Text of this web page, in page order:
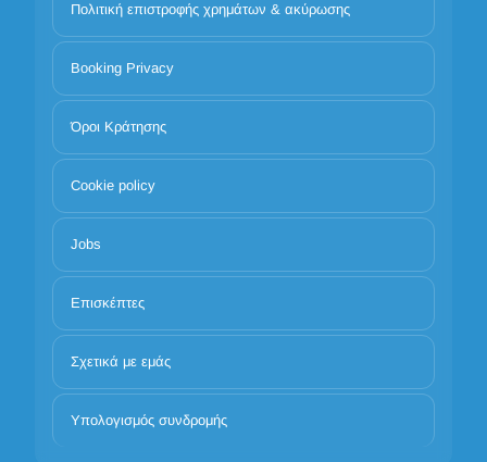
Πολιτική επιστροφής χρημάτων & ακύρωσης
Booking Privacy
Όροι Κράτησης
Cookie policy
Jobs
Επισκέπτες
Σχετικά με εμάς
Υπολογισμός συνδρομής